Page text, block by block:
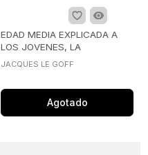
EDAD MEDIA EXPLICADA A
LOS JOVENES, LA
JACQUES LE GOFF
Agotado